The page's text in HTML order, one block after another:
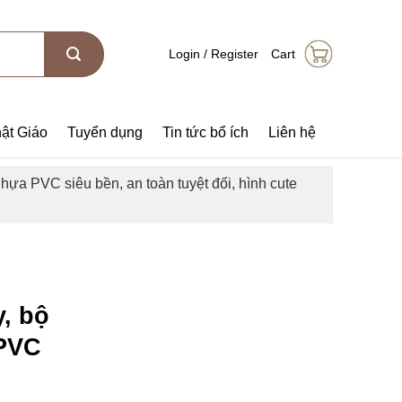
Login / Register Cart
Giáo Tuyển dụng Tin tức bổ ích Liên hệ
PVC siêu bền, an toàn tuyệt đối, hình cute
bộ